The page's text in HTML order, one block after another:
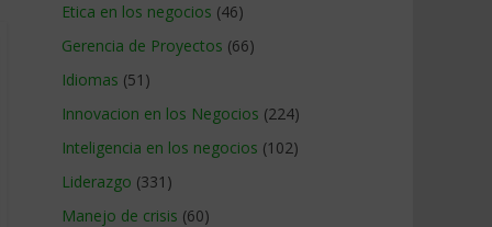
Etica en los negocios (46)
Gerencia de Proyectos (66)
Idiomas (51)
Innovacion en los Negocios (224)
Inteligencia en los negocios (102)
Liderazgo (331)
Manejo de crisis (60)